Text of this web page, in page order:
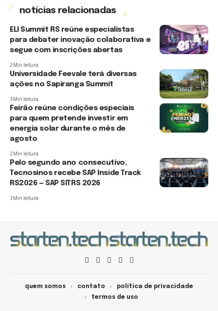
notícias relacionadas
ELI Summit RS reúne especialistas
para debater inovação colaborativa e
segue com inscrições abertas
2 Min leitura
Universidade Feevale terá diversas
ações no Sapiranga Summit
3 Min leitura
Feirão reúne condições especiais
para quem pretende investir em
energia solar durante o mês de
agosto
2 Min leitura
Pelo segundo ano consecutivo,
Tecnosinos recebe SAP Inside Track
RS2026 — SAP SITRS 2026
3 Min leitura
quem somos contato
política de privacidade
termos de uso